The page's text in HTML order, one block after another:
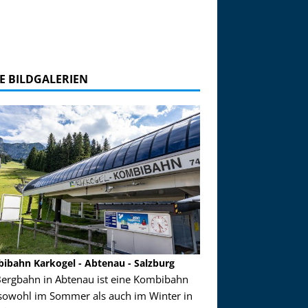
BILDGALERIEN
Karkogel - Abtenau - Salzburg
in Abtenau ist eine Kombibahn
im Sommer als auch im Winter in